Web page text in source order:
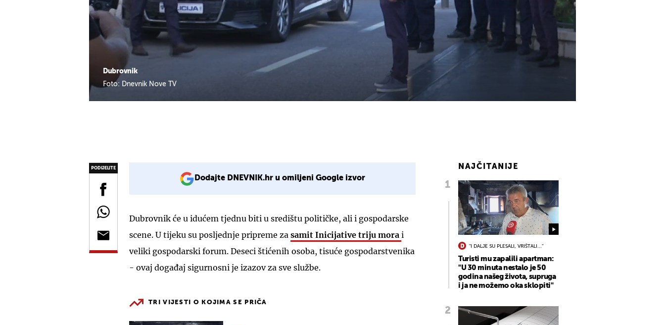
Dubrovnik
Foto: Dnevnik Nove TV
PODIJELITE
Dodajte DNEVNIK.hr u omiljeni Google izvor
Dubrovnik će u idućem tjednu biti u središtu političke, ali i gospodarske
scene. U tijeku su posljednje pripreme za samit Inicijative triju mora i
veliki gospodarski forum. Deseci štićenih osoba, tisuće gospodarstvenika
- ovaj događaj sigurnosni je izazov za sve službe.
TRI VIJESTI O KOJIMA SE PRIČA
NAJČITANIJE
"I DALJE SU PLESALI, VRIŠTALI..."
Turisti mu zapalili apartman:
"U 30 minuta nestalo je 50
godina našeg života, supruga
i ja ne možemo oka sklopiti"